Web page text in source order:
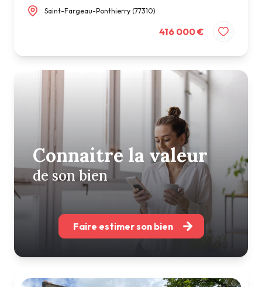
Saint-Fargeau-Ponthierry (77310)
416 000 €
Connaitre la valeur
de son bien
Faire estimer son bien